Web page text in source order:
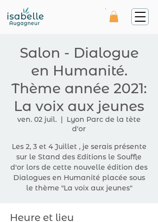
Salon - Dialogue
en Humanité.
Thème année 2021:
La voix aux jeunes
ven. 02 juil.
  |
Lyon Parc de la tète
d'or
Les 2, 3 et 4 Juillet , je serais présente
sur le Stand des Editions le Souffle
d'or lors de cette nouvelle édition des
Dialogues en Humanité placée sous
le thème "La voix aux jeunes"
Heure et lieu